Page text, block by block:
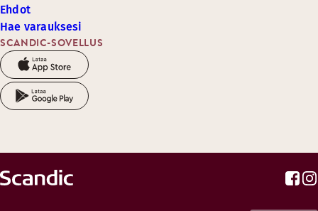
SCANDIC-SOVELLUS
Ehdot
Hae varauksesi